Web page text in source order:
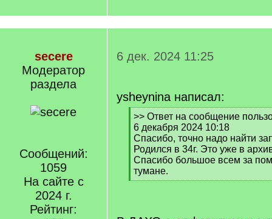
secere
Модератор
раздела
Сообщений:
1059
На сайте с
2024 г.
Рейтинг:
6 дек. 2024 11:25
ysheynina написал:
[
q
]
>> Ответ на сообщение
6 декабря 2024 10:18
Спасибо, точно надо найти
Родился в 34г. Это уже в
Спасибо большое всем за
тумане.
[